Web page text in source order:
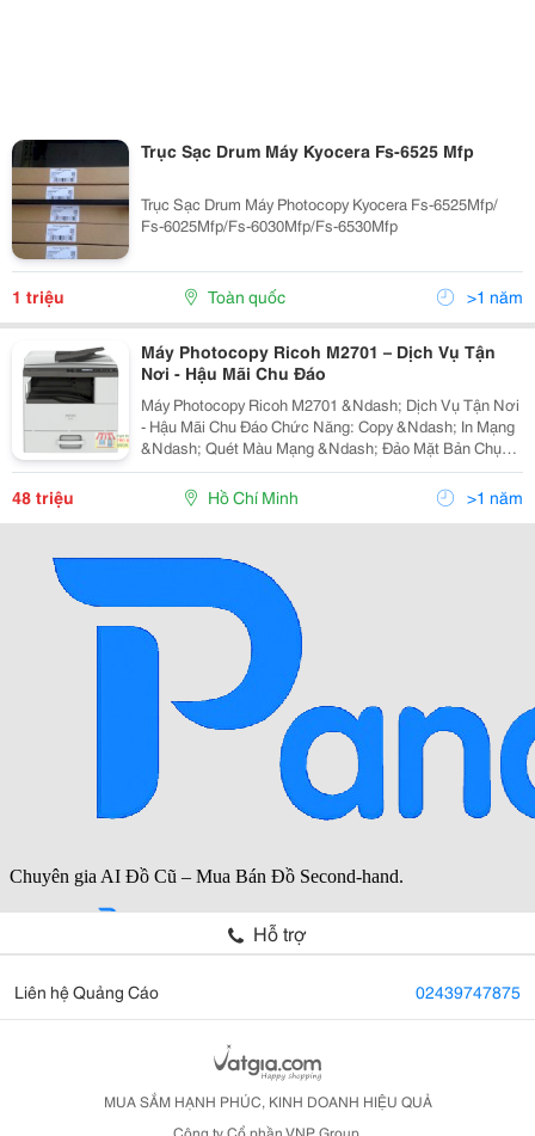
Trục Sạc Drum Máy Kyocera Fs-6525 Mfp
Trục Sạc Drum Máy Photocopy Kyocera Fs-6525Mfp/
Fs-6025Mfp/Fs-6030Mfp/Fs-6530Mfp
1 triệu Toàn quốc >1 năm
Máy Photocopy Ricoh M2701 – Dịch Vụ Tận
Nơi - Hậu Mãi Chu Đáo
Máy Photocopy Ricoh M2701 &Ndash; Dịch Vụ Tận Nơi
- Hậu Mãi Chu Đáo Chức Năng: Copy &Ndash; In Mạng
&Ndash; Quét Màu Mạng &Ndash; Đảo Mặt Bản Chụp
&Ndash; Nạp Đảo Bản Gốc Tự Động Tốc Độ Copy/In:
27 Trang A4/Phút Khổ Giấy: A6 &Ndash; A3 Dung
48 triệu Hồ Chí Minh >1 năm
Hỗ trợ
Liên hệ Quảng Cáo 02439747875
MUA SẮM HẠNH PHÚC, KINH DOANH HIỆU QUẢ
Công ty Cổ phần VNP Group.